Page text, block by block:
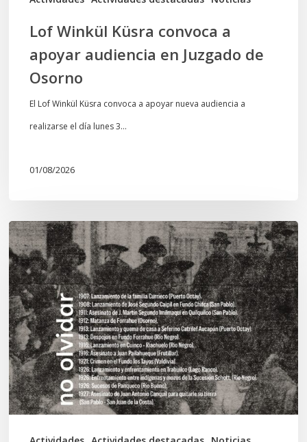
Lof Winkül Küsra convoca a
apoyar audiencia en Juzgado de
Osorno
El Lof Winkül Küsra convoca a apoyar nueva audiencia a
realizarse el día lunes 3…
01/08/2026
Chawrakawin:
Palimpsesto
explora
a
través
del
arte
las
tensiones
documentales